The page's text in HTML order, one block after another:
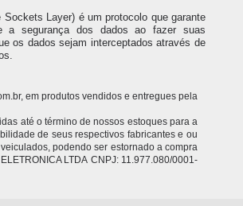
Layer) é um protocolo que garante
a segurança dos dados ao fazer suas
os dados sejam interceptados através de
em produtos vendidos e entregues pela
até o término de nossos estoques para a
de seus respectivos fabricantes e ou
podendo ser estornado a compra
LTDA CNPJ: 11.977.080/0001-